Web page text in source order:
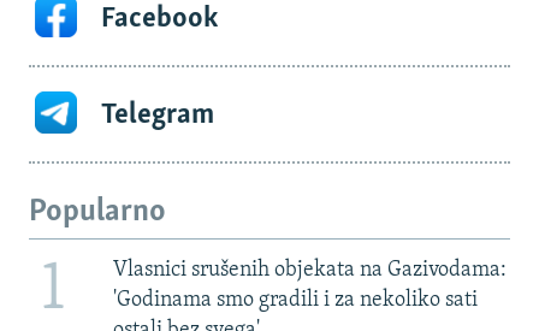
Facebook
Telegram
Popularno
1
Vlasnici srušenih objekata na Gazivodama:
'Godinama smo gradili i za nekoliko sati